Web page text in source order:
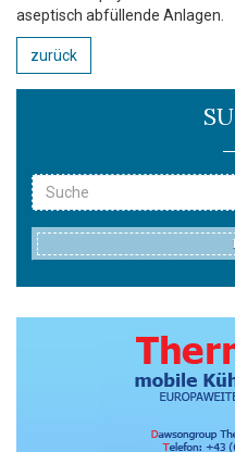
aseptisch abfüllende Anlagen.
zurück